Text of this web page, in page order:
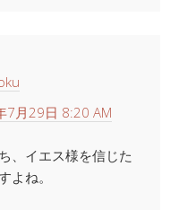
7月29日 8:20 AM
、イエス様を信じた
よね。